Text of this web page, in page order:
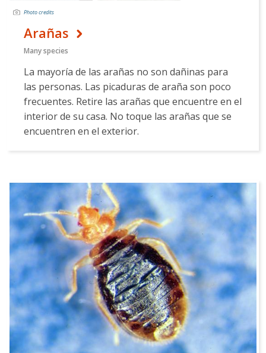
Photo credits
Arañas
Many species
La mayoría de las arañas no son dañinas para
las personas. Las picaduras de araña son poco
frecuentes. Retire las arañas que encuentre en el
interior de su casa. No toque las arañas que se
encuentren en el exterior.